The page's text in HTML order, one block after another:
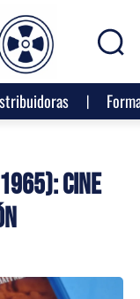
cine